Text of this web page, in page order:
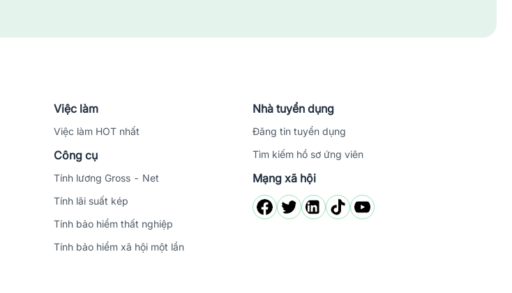
Việc làm
Việc làm HOT nhất
Công cụ
Tính lương Gross - Net
Tính lãi suất kép
Tính bảo hiểm thất nghiệp
Tính bảo hiểm xã hội một lần
Nhà tuyển dụng
Đăng tin tuyển dụng
Tìm kiếm hồ sơ ứng viên
Mạng xã hội